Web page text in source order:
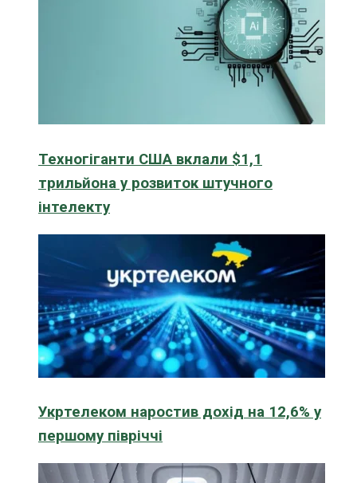
Техногіганти США вклали $1,1
трильйона у розвиток штучного
інтелекту
Укртелеком наростив дохід на 12,6% у
першому півріччі